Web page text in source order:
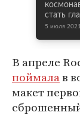
стать
5 июля 2021
В апреле
поймалав
макет